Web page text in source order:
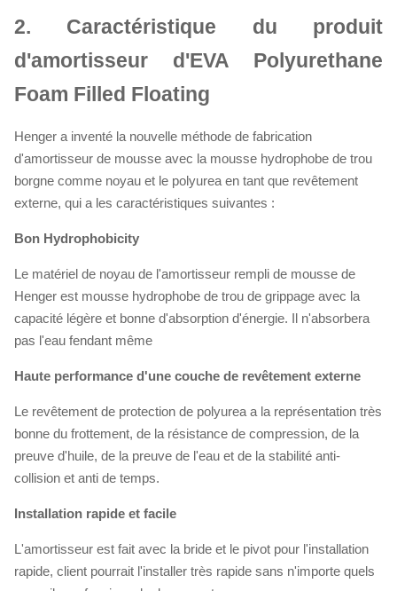
2. Caractéristique du produit
d'amortisseur d'EVA Polyurethane
Foam Filled Floating
Henger a inventé la nouvelle méthode de fabrication
d'amortisseur de mousse avec la mousse hydrophobe de trou
borgne comme noyau et le polyurea en tant que revêtement
externe, qui a les caractéristiques suivantes :
Bon Hydrophobicity
Le matériel de noyau de l'amortisseur rempli de mousse de
Henger est mousse hydrophobe de trou de grippage avec la
capacité légère et bonne d'absorption d'énergie. Il n'absorbera
pas l'eau fendant même
Haute performance d'une couche de revêtement externe
Le revêtement de protection de polyurea a la représentation très
bonne du frottement, de la résistance de compression, de la
preuve d'huile, de la preuve de l'eau et de la stabilité anti-
collision et anti de temps.
Installation rapide et facile
L'amortisseur est fait avec la bride et le pivot pour l'installation
rapide, client pourrait l'installer très rapide sans n'importe quels